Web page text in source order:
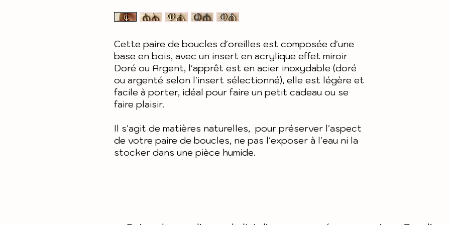
Cette paire de boucles d'oreilles est composée d'une
base en bois, avec un insert en acrylique effet miroir
Doré ou Argent, l'apprêt est en acier inoxydable (doré
ou argenté selon l'insert sélectionné), elle est légère et
facile à porter, idéal pour faire un petit cadeau ou se
faire plaisir.
Il s'agit de matières naturelles, pour préserver l'aspect
de votre paire de boucles, ne pas l'exposer à l'eau ni la
stocker dans une pièce humide.